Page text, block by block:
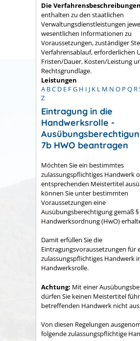
Die
enthalten zu den staatlichen
Verwaltungsdienstleistungen
wesentlichen Informationen zu
Voraussetzungen, zuständiger
Verfahrensablauf, erforderlichen
Fristen/Dauer, Kosten/Leistung
Rechtsgrundlage.
Leistungen
A BC D E FG H I J K L M N O P Q R
Z
Eintragung in die
Handwerksrolle -
7b HWO beantragen
Möchten Sie ein bestimmtes
zulassungspflichtiges Handwerk
entsprechenden Meistertitel
können Sie unter bestimmten
Voraussetzungen eine
Ausübungsberechtigung gemäß
Handwerksordnung (HwO)
Damit erfüllen Sie die
Eintragungsvoraussetzungen für
zulassungspflichtiges Handwerk
Handwerksrolle.
Achtung: Mit einer
dürfen Sie keinen Meistertitel
betreffenden Handwerk nicht
Von diesen Regelungen
folgende zulassungspflichtige